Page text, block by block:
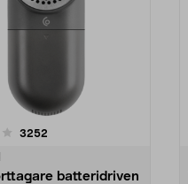
3252
batteridriven
4.5av 5 stjärnor